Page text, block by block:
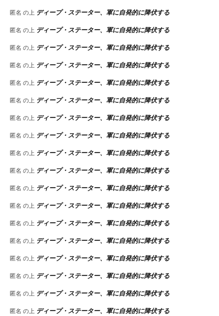
匿名 の上 ディープ・ステーター、軍に自発的に降伏する
匿名 の上 ディープ・ステーター、軍に自発的に降伏する
匿名 の上 ディープ・ステーター、軍に自発的に降伏する
匿名 の上 ディープ・ステーター、軍に自発的に降伏する
匿名 の上 ディープ・ステーター、軍に自発的に降伏する
匿名 の上 ディープ・ステーター、軍に自発的に降伏する
匿名 の上 ディープ・ステーター、軍に自発的に降伏する
匿名 の上 ディープ・ステーター、軍に自発的に降伏する
匿名 の上 ディープ・ステーター、軍に自発的に降伏する
匿名 の上 ディープ・ステーター、軍に自発的に降伏する
匿名 の上 ディープ・ステーター、軍に自発的に降伏する
匿名 の上 ディープ・ステーター、軍に自発的に降伏する
匿名 の上 ディープ・ステーター、軍に自発的に降伏する
匿名 の上 ディープ・ステーター、軍に自発的に降伏する
匿名 の上 ディープ・ステーター、軍に自発的に降伏する
匿名 の上 ディープ・ステーター、軍に自発的に降伏する
匿名 の上 ディープ・ステーター、軍に自発的に降伏する
匿名 の上 ディープ・ステーター、軍に自発的に降伏する